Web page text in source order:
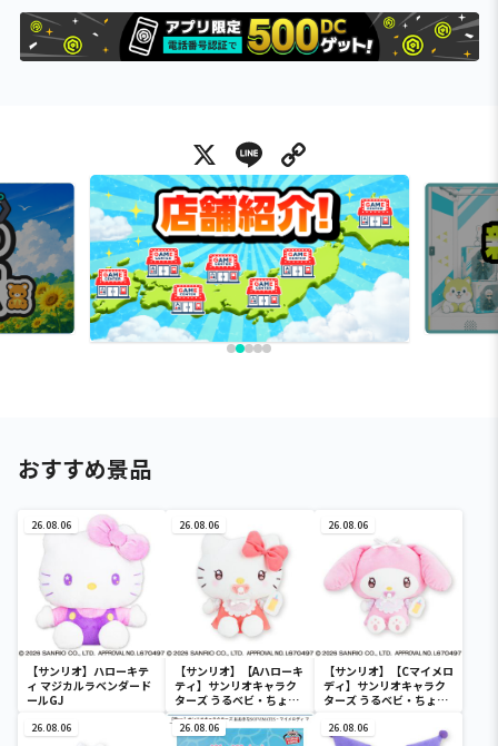
X Line
おすすめ景品
26.08.06
【サンリオ】ハローキテ
ィ マジカルラベンダード
ールGJ
26.08.06
【サンリオ】【Aハローキ
ティ】サンリオキャラク
ターズ うるベビ・ちょい
デカドール
26.08.06
【サンリオ】【Cマイメロ
ディ】サンリオキャラク
ターズ うるベビ・ちょい
26.08.06 26.08.06 26.08.06